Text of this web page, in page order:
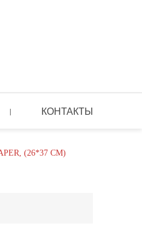
| КОНТАКТЫ
(26*37 СМ)